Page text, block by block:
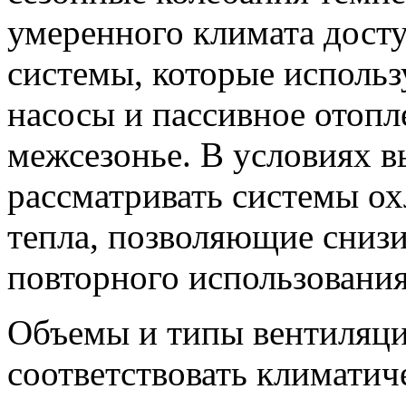
умеренного климата
системы, которые
насосы и пассивное
межсезонье. В условиях
рассматривать системы
тепла, позволяющие
повторного
Объемы и типы
соответствовать